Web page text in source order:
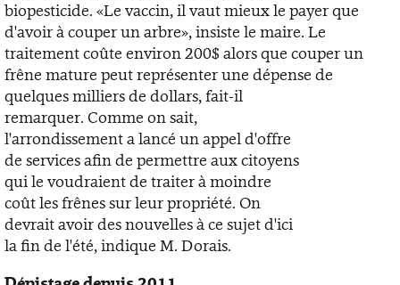
biopesticide. «Le vaccin, il vaut mieux le payer que
d'avoir à couper un arbre», insiste le maire. Le
traitement coûte environ 200$ alors que couper un
frêne mature peut représenter une dépense de
quelques milliers de dollars, fait-il
remarquer. Comme on sait,
l'arrondissement a lancé un appel d'offre
de services afin de permettre aux citoyens
qui le voudraient de traiter à moindre
coût les frênes sur leur propriété. On
devrait avoir des nouvelles à ce sujet d'ici
la fin de l'été, indique M. Dorais.